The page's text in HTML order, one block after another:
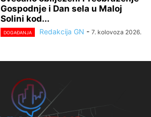
Gospodnje i Dan sela u Maloj
Solini kod...
DOGAĐANJA Redakcija GN - 7. kolovoza 2026.